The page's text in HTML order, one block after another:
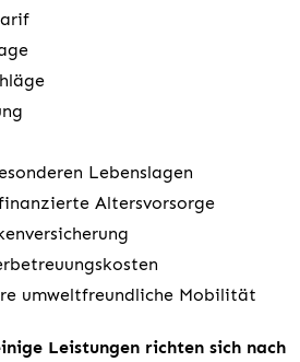
Lebenslagen
Altersvorsorge
umweltfreundliche Mobilität
Leistungen richten sich nach